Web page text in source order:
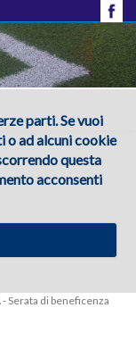
parti. Se vuoi
o ad alcuni cookie
questa
acconsenti
- Serata di beneficenza